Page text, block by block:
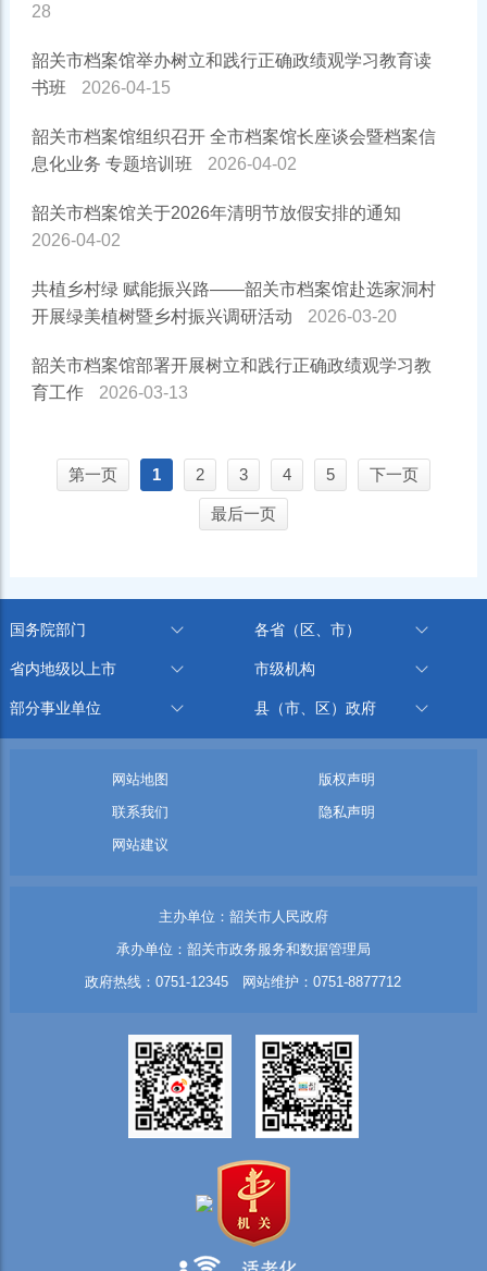
28
韶关市档案馆举办树立和践行正确政绩观学习教育读
书班
2026-04-15
韶关市档案馆组织召开 全市档案馆长座谈会暨档案信
息化业务 专题培训班
2026-04-02
韶关市档案馆关于2026年清明节放假安排的通知
2026-04-02
共植乡村绿 赋能振兴路——韶关市档案馆赴选家洞村
开展绿美植树暨乡村振兴调研活动
2026-03-20
韶关市档案馆部署开展树立和践行正确政绩观学习教
育工作
2026-03-13
第一页 1 2 3 4 5 下一页
最后一页
国务院部门 各省（区、市）
省内地级以上市 市级机构
部分事业单位 县（市、区）政府
网站地图
版权声明
联系我们
隐私声明
网站建议
主办单位：韶关市人民政府
承办单位：韶关市政务服务和数据管理局
政府热线：0751-12345 网站维护：0751-8877712